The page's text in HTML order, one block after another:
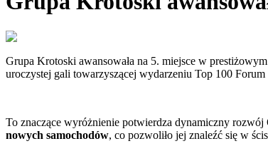
Grupa Krotoski awansowała na 5. miejsce w
uroczystej gali towarzyszącej wydarzeniu Top 100
To znaczące wyróżnienie potwierdza dynamiczny
nowych samochodów, co pozwoliło jej znaleźć się w